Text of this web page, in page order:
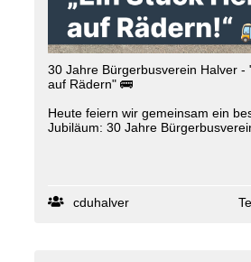
30 Jahre Bürgerbusverein Halver -
auf Rädern" 🚌
Heute feiern wir gemeinsam ein
Jubiläum: 30 Jahre
langjähriges und unverzichtbares
Natürlich war auch der Landrat des
cduhalver